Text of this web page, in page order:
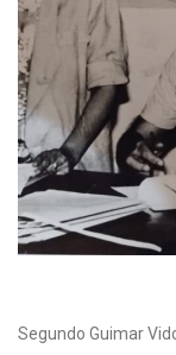
Segundo Guimar